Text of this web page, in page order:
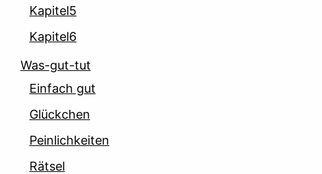
Kapitel5
Kapitel6
Was-gut-tut
Einfach gut
Glückchen
Peinlichkeiten
Rätsel